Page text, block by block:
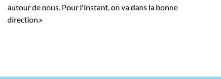
autour de nous. Pour l'instant, on va dans la bonne
direction.»